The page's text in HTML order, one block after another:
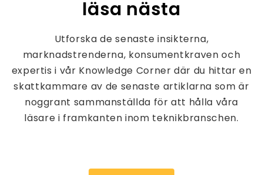
läsa nästa
Utforska de senaste insikterna,
marknadstrenderna, konsumentkraven och
expertis i vår Knowledge Corner där du hittar en
skattkammare av de senaste artiklarna som är
noggrant sammanställda för att hålla våra
läsare i framkanten inom teknikbranschen.